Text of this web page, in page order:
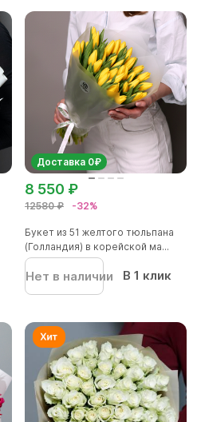
Доставка 0₽
12580 ₽ -32%
8 550 ₽
Букет из 51 желтого тюльпана
(Голландия) в корейской ма...
Нет в наличии В 1 клик